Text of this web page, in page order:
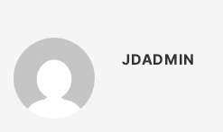
JDADMIN